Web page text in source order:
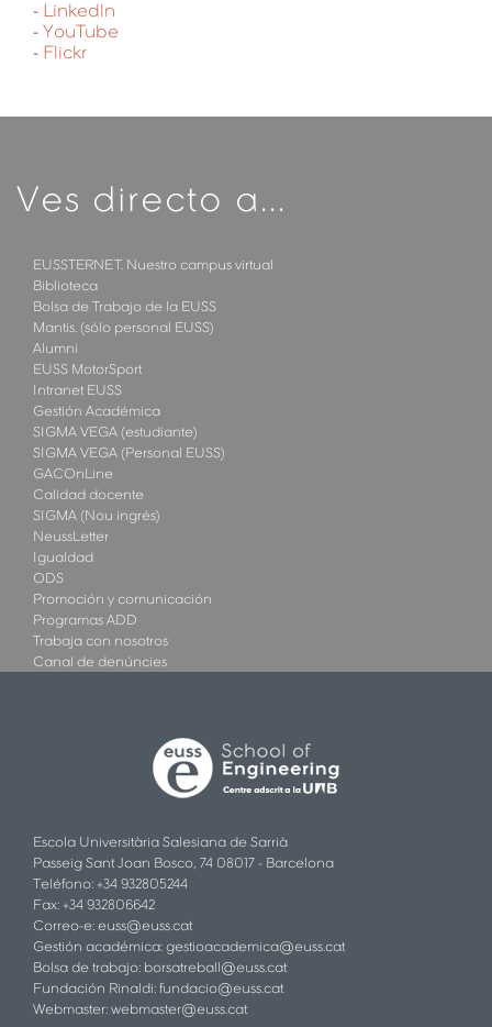
- Linkedln
- YouTube
- Flickr
Ves directo a...
EUSSTERNET. Nuestro campus virtual
Biblioteca
Bolsa de Trabajo de la EUSS
Mantis. (sólo personal EUSS)
Alumni
EUSS MotorSport
Intranet EUSS
Gestión Académica
SIGMA VEGA (estudiante)
SIGMA VEGA (Personal EUSS)
GACOnLine
Calidad docente
SIGMA (Nou ingrés)
NeussLetter
Igualdad
ODS
Promoción y comunicación
Programas ADD
Trabaja con nosotros
Canal de denúncies
Escola Universitària Salesiana de Sarrià
Passeig Sant Joan Bosco, 74 08017 - Barcelona
Teléfono: +34 932805244
Fax: +34 932806642
Correo-e: euss@euss.cat
Gestión académica: gestioacademica@euss.cat
Bolsa de trabajo: borsatreball@euss.cat
Fundación Rinaldi: fundacio@euss.cat
Webmaster: webmaster@euss.cat